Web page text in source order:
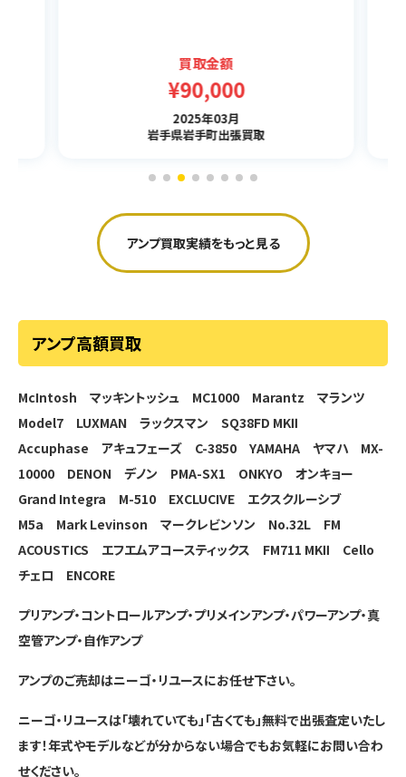
買取金額
¥90,000
2025年03月
岩手県岩手町出張買取
アンプ買取実績をもっと見る
アンプ高額買取
McIntosh マッキントッシュ MC1000 Marantz マランツ
Model7 LUXMAN ラックスマン SQ38FD MKⅡ
Accuphase アキュフェーズ C-3850 YAMAHA ヤマハ MX-
10000 DENON デノン PMA-SX1 ONKYO オンキョー
Grand Integra M-510 EXCLUCIVE エクスクルーシブ
M5a Mark Levinson マークレビンソン No.32L FM
ACOUSTICS エフエムアコースティックス FM711 MKⅡ Cello
チェロ ENCORE
プリアンプ・コントロールアンプ・プリメインアンプ・パワーアンプ・真
空管アンプ・自作アンプ
アンプのご売却はニーゴ・リユースにお任せ下さい。
ニーゴ・リユースは「壊れていても」「古くても」無料で出張査定いたし
ます！年式やモデルなどが分からない場合でもお気軽にお問い合わ
せください。